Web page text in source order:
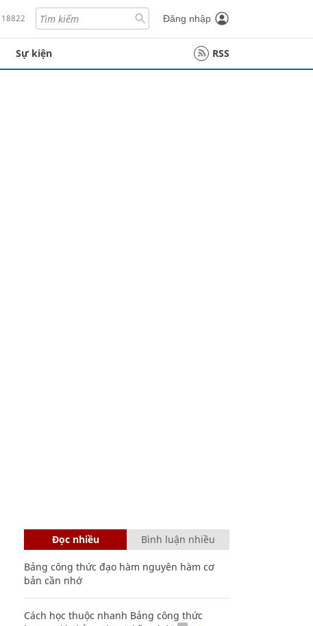
Đăng nhập
Sự kiện RSS
Đọc nhiều Bình luận nhiều
Bảng công thức đạo hàm nguyên hàm cơ
bản cần nhớ
Cách học thuộc nhanh Bảng công thức